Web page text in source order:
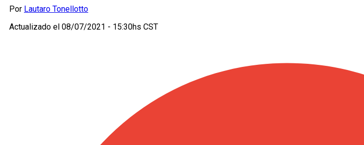
Por Lautaro Tonellotto
Actualizado el 08/07/2021 - 15:30hs CST